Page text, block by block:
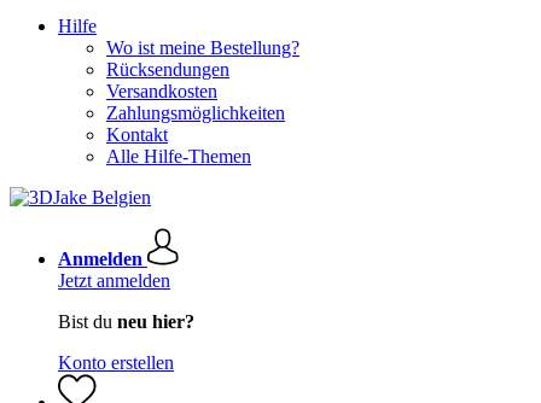
Hilfe
Wo ist meine Bestellung?
Rücksendungen
Versandkosten
Zahlungsmöglichkeiten
Kontakt
Alle Hilfe-Themen
Anmelden
Jetzt anmelden
Bist du neu hier?
Konto erstellen